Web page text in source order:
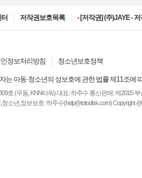
저작권보호목록
•[저작권] (주)JAYE -
정보처리방침 청소년보호정책
는 아동·청소년의 성보호에 관한 법률 제11조에
호 (우동, KNN타워) 대표: 하주수 통신판매: 제2015-
소년,정보보호: 하주수(help@totodisk.com) Copyright